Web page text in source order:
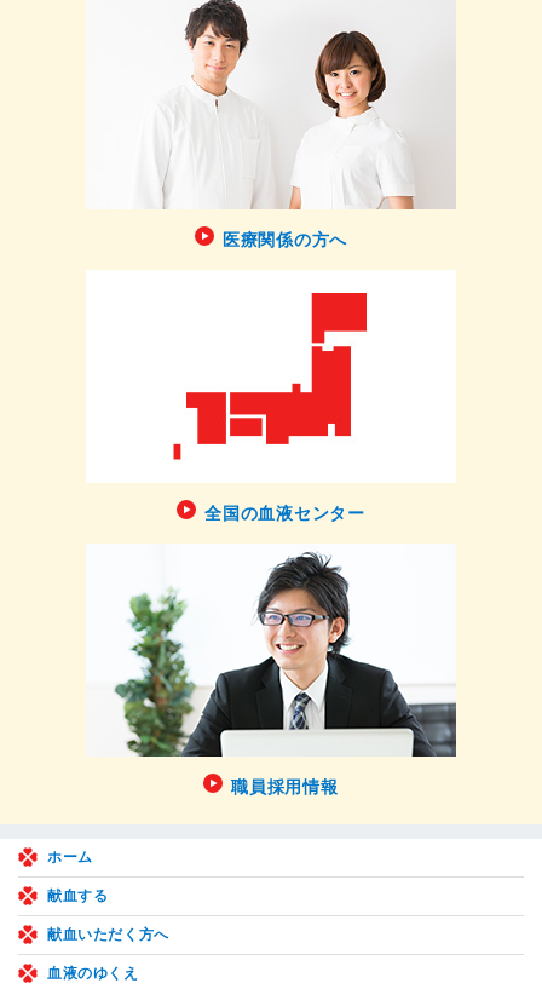
医療関係の方へ
全国の血液センター
職員採用情報
ホーム
献血する
献血いただく方へ
血液のゆくえ